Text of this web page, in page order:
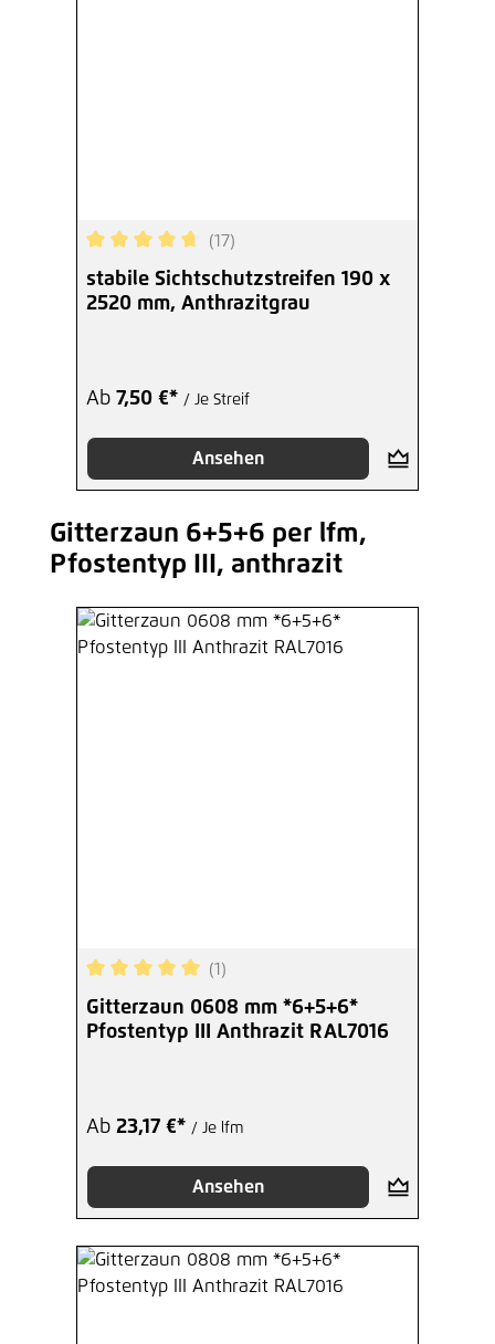
Durchschnittliche Bewertung von 4.82 von 5
(17)
stabile Sichtschutzstreifen 190 x
2520 mm, Anthrazitgrau
Ab 7,50 €* / Je Streif
Ansehen
Produktgalerie überspringen
Gitterzaun 6+5+6 per lfm,
Pfostentyp III, anthrazit
Durchschnittliche Bewertung von 5 von 5
(1)
Gitterzaun 0608 mm *6+5+6*
Pfostentyp III Anthrazit RAL7016
Ab 23,17 €* / Je lfm
Ansehen